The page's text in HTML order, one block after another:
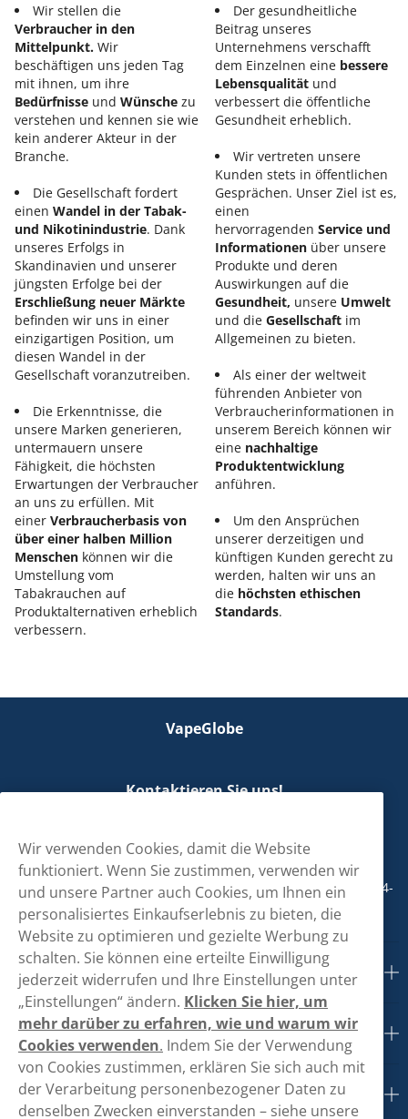
Wir stellen die
Verbraucher in den
Mittelpunkt. Wir
beschäftigen uns jeden Tag
mit ihnen, um ihre
Bedürfnisse und Wünsche zu
verstehen und kennen sie wie
kein anderer Akteur in der
Branche.
Die Gesellschaft fordert
einen Wandel in der Tabak-
und Nikotinindustrie. Dank
unseres Erfolgs in
Skandinavien und unserer
jüngsten Erfolge bei der
Erschließung neuer Märkte
befinden wir uns in einer
einzigartigen Position, um
diesen Wandel in der
Gesellschaft voranzutreiben.
Die Erkenntnisse, die
unsere Marken generieren,
untermauern unsere
Fähigkeit, die höchsten
Erwartungen der Verbraucher
an uns zu erfüllen. Mit
einer Verbraucherbasis von
über einer halben Million
Menschen können wir die
Umstellung vom
Tabakrauchen auf
Produktalternativen erheblich
verbessern.
Der gesundheitliche
Beitrag unseres
Unternehmens verschafft
dem Einzelnen eine bessere
Lebensqualitätund
verbessert die öffentliche
Gesundheit erheblich.
Wir vertreten unsere
Kunden stets in öffentlichen
Gesprächen. Unser Ziel ist es,
einen
hervorragenden Service und
Informationenüber unsere
Produkte und deren
Auswirkungen auf die
Gesundheit, unsere Umwelt
und die Gesellschaftim
Allgemeinen zu bieten.
Als einer der weltweit
führenden Anbieter von
Verbraucherinformationen in
unserem Bereich können wir
eine nachhaltige
Produktentwicklung
anführen.
Um den Ansprüchen
unserer derzeitigen und
künftigen Kunden gerecht zu
werden, halten wir uns an
die höchsten ethischen
Standards.
VapeGlobe
Kontaktieren Sie uns!
+498001800890
Mo/Di/Fr: 09-17 Uhr (Pause 12-13) Mi/Do: 10-19 Uhr (Pause 14-
15)
Kundendienst
Links
Über uns
Wir verwenden Cookies, damit die Website
funktioniert. Wenn Sie zustimmen, verwenden wir
und unsere Partner auch Cookies, um Ihnen ein
personalisiertes Einkaufserlebnis zu bieten, die
Website zu optimieren und gezielte Werbung zu
schalten. Sie können eine erteilte Einwilligung
jederzeit widerrufen und Ihre Einstellungen unter
„Einstellungen“ ändern. Klicken Sie hier, um
mehr darüber zu erfahren, wie und warum wir
Cookies verwenden. Indem Sie der Verwendung
von Cookies zustimmen, erklären Sie sich auch mit
der Verarbeitung personenbezogener Daten zu
denselben Zwecken einverstanden – siehe unsere